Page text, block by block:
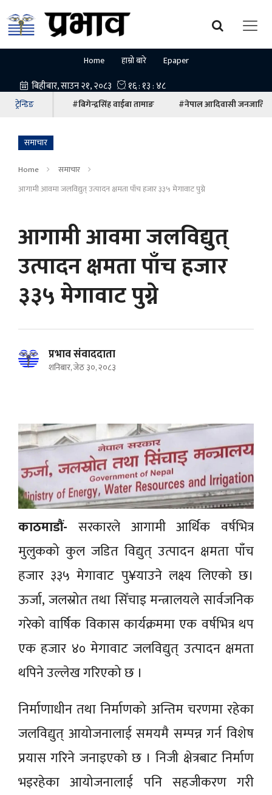
Home हाम्रो बारे Epaper
ट्रेन्डिङ #बिगेन्द्रसिंह वाईबा तामाङ #नेपाल आदिवासी जनजाति
समाचार
Home
समाचार
आगामी आवमा जलविद्युत् उत्पादन क्षमता पाँच हजार ३३५ मेगावाट पुग्ने
आगामी आवमा जलविद्युत्
उत्पादन क्षमता पाँच हजार
३३५ मेगावाट पुग्ने
प्रभाव संवाददाता
शनिबार, जेठ ३०, २०८३
काठमाडौं- सरकारले आगामी आर्थिक वर्षभित्र
मुलुकको कुल जडित विद्युत् उत्पादन क्षमता पाँच
हजार ३३५ मेगावाट पु¥याउने लक्ष्य लिएको छ।
ऊर्जा, जलस्रोत तथा सिँचाइ मन्त्रालयले सार्वजनिक
गरेको वार्षिक विकास कार्यक्रममा एक वर्षभित्र थप
एक हजार ४० मेगावाट जलविद्युत् उत्पादन क्षमता
थपिने उल्लेख गरिएको छ ।
निर्माणाधीन तथा निर्माणको अन्तिम चरणमा रहेका
जलविद्युत् आयोजनालाई समयमै सम्पन्न गर्न विशेष
प्रयास गरिने जनाइएको छ । निजी क्षेत्रबाट निर्माण
भइरहेका आयोजनालाई पनि सहजीकरण गरी